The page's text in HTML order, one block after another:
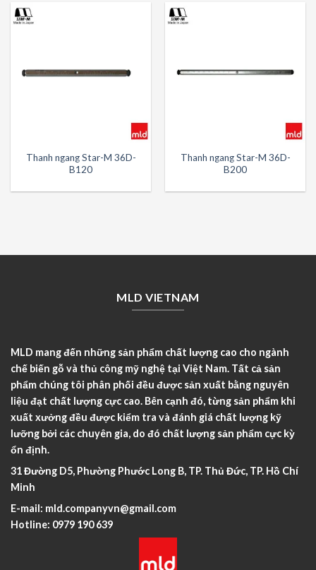
Thanh ngang Star-M 36D-
B120
Thanh ngang Star-M 36D-
B200
MLD VIETNAM
MLD mang đến những sản phẩm chất lượng cao cho ngành
chế biến gỗ và thủ công mỹ nghệ tại Việt Nam. Tất cả sản
phẩm chúng tôi phân phối đều được sản xuất bằng nguyên
liệu đạt chất lượng cực cao. Bên cạnh đó, từng sản phẩm khi
xuất xưởng đều được kiểm tra và đánh giá chất lượng kỹ
lưỡng bởi các chuyên gia, do đó chất lượng sản phẩm cực kỳ
ổn định.
31 Đường D5, Phường Phước Long B, TP. Thủ Đức, TP. Hồ Chí
Minh
E-mail: mld.companyvn@gmail.com
Hotline: 0979 190 639